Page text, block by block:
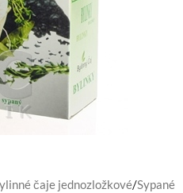
čaje jednozložkové/Sypané